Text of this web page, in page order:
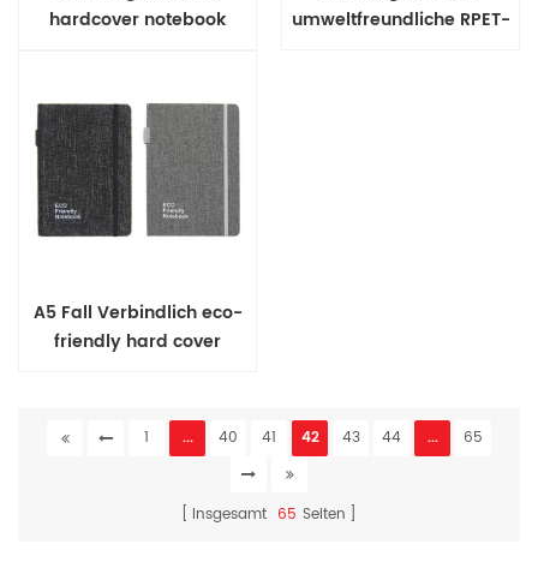
hardcover notebook
umweltfreundliche RPET-
A5 Fall Verbindlich eco-
friendly hard cover
1 ... 40 41 42 43 44 ... 65
Insgesamt 65 Seiten